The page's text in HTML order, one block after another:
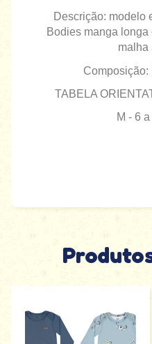
Descrição: modelo
Bodies manga
malha
Composição:
TABELA
M - 6